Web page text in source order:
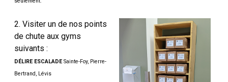
2. Visiter un de nos points
de chute aux gyms
suivants :
DÉLIRE ESCALADE Sainte-Foy, Pierre-
Bertrand, Lévis